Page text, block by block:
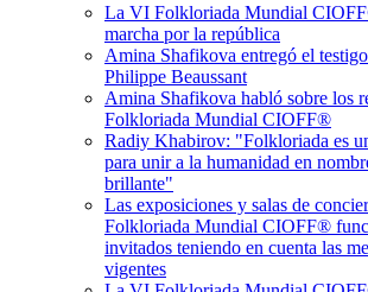
La VI Folkloriada Mundial
marcha por la república
Amina Shafikova entregó el
Philippe Beaussant‎
Amina Shafikova habló sobre los
Folkloriada Mundial CIOFF®️
Radiy Khabirov: "Folkloriada es
para unir a la humanidad en
brillante"
Las exposiciones y salas de
Folkloriada Mundial CIOFF®️
invitados teniendo en cuenta las
vigentes